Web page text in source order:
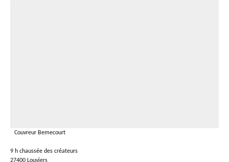
Couvreur Bemecourt
9 h chaussée des créateurs
27400 Louviers